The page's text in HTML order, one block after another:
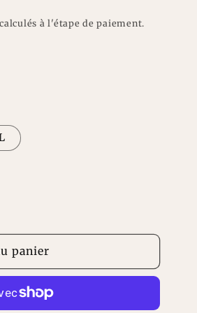
n
calculés à l'étape de paiement.
panier